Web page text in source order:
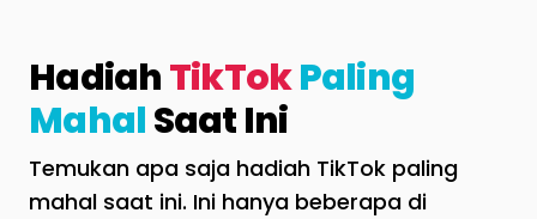
HadiahTikTokPaling
MahalSaat Ini
Temukan apa saja hadiah TikTok paling
mahal saat ini. Ini hanya beberapa di